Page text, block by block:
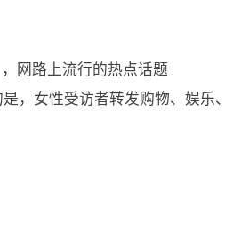
网路上流行的热点话题
，女性受访者转发购物、娱乐、